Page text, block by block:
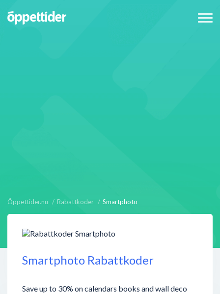
Öppettider.nu Rabattkoder Smartphoto
Smartphoto Rabattkoder
Save up to 30% on calendars books and wall deco